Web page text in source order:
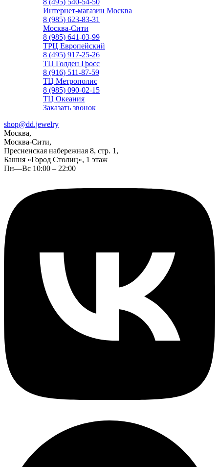
8 (495) 540-54-50
Интернет-магазин Москва
8 (985) 623-83-31
Москва-Сити
8 (985) 641-03-99
ТРЦ Европейский
8 (495) 917-25-26
ТЦ Голден Гросс
8 (916) 511-87-59
ТЦ Метрополис
8 (985) 090-02-15
ТЦ Океания
Заказать звонок
shop@dd.jewelry
Москва,
Москва-Сити,
Пресненская набережная 8, стр. 1,
Башня «Город Столиц», 1 этаж
Пн—Вс 10:00 – 22:00